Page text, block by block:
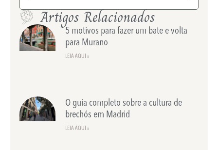
Artigos Relacionados
5 motivos para fazer um bate e volta
para Murano
LEIA AQUI »
O guia completo sobre a cultura de
brechós em Madrid
LEIA AQUI »